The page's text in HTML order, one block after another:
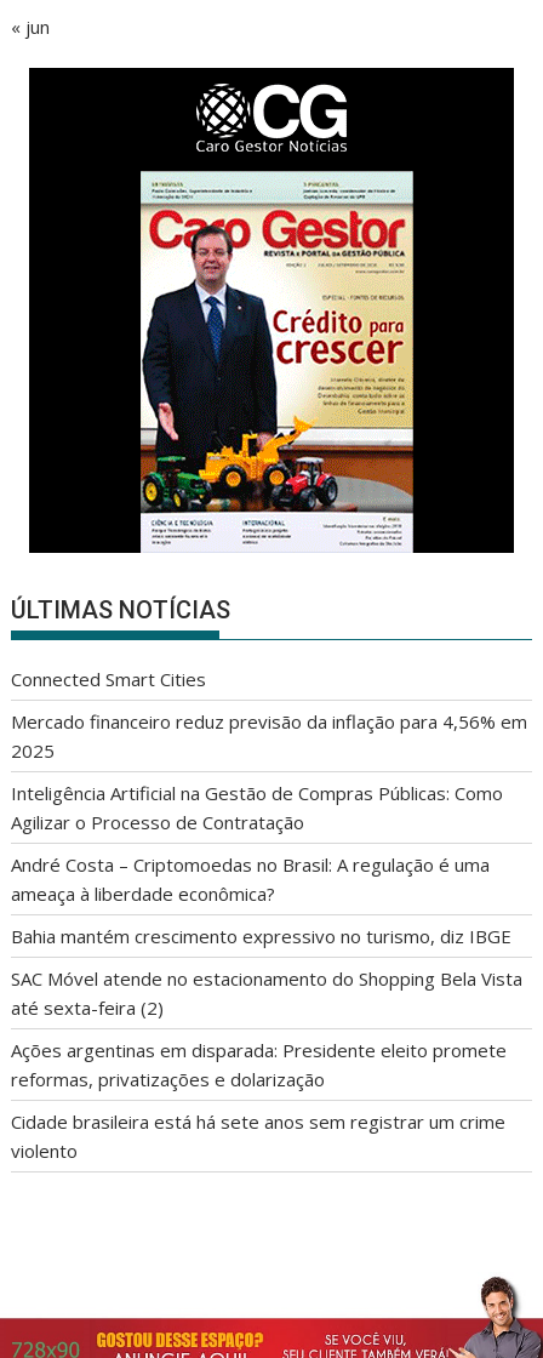
« jun
ÚLTIMAS NOTÍCIAS
Connected Smart Cities
Mercado financeiro reduz previsão da inflação para 4,56% em
2025
Inteligência Artificial na Gestão de Compras Públicas: Como
Agilizar o Processo de Contratação
André Costa – Criptomoedas no Brasil: A regulação é uma
ameaça à liberdade econômica?
Bahia mantém crescimento expressivo no turismo, diz IBGE
SAC Móvel atende no estacionamento do Shopping Bela Vista
até sexta-feira (2)
Ações argentinas em disparada: Presidente eleito promete
reformas, privatizações e dolarização
Cidade brasileira está há sete anos sem registrar um crime
violento